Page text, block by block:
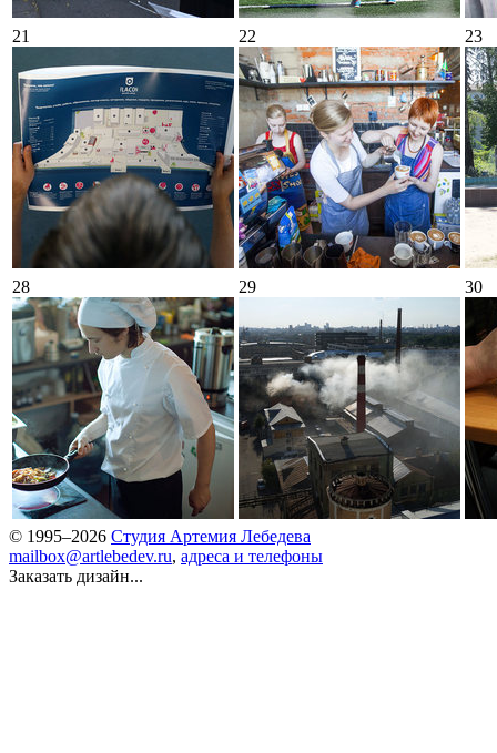
21 22 23
28 29 30
© 1995–2026 Студия Артемия Лебедева
mailbox@artlebedev.ru, адреса и телефоны
Заказать дизайн...